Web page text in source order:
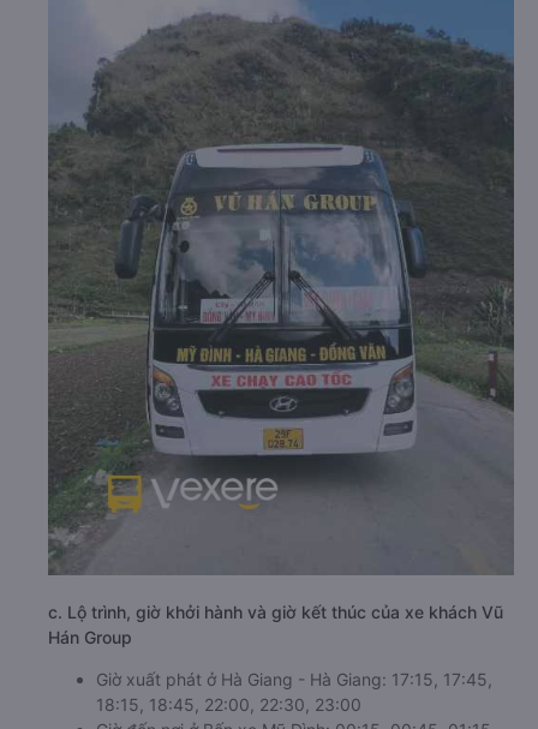
c. Lộ trình, giờ khởi hành và giờ kết thúc của xe khách Vũ
Hán Group
Giờ xuất phát ở Hà Giang - Hà Giang: 17:15, 17:45,
18:15, 18:45, 22:00, 22:30, 23:00